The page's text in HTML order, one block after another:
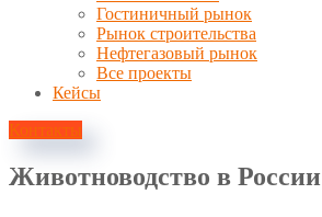
Гостиничный рынок
Рынок строительства
Нефтегазовый рынок
Все проекты
Кейсы
Контакты
Животноводство в России